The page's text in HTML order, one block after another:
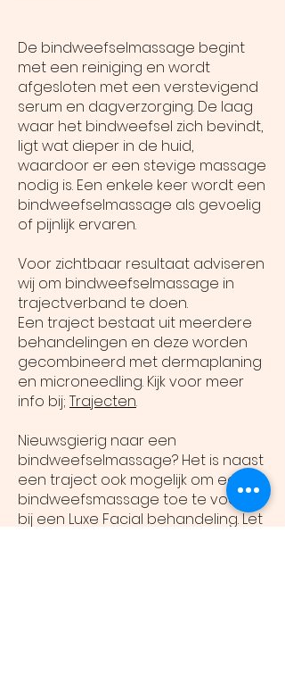
De bindweefselmassage begint
met een reiniging en wordt
afgesloten met een verstevigend
serum en dagverzorging. De laag
waar het bindweefsel zich bevindt,
ligt wat dieper in de huid,
waardoor er een stevige massage
nodig is. Een enkele keer wordt een
bindweefselmassage als gevoelig
of pijnlijk ervaren.
Voor zichtbaar resultaat adviseren
wij om bindweefselmassage in
trajectverband te doen.
Een traject bestaat uit meerdere
behandelingen en deze worden
gecombineerd met dermaplaning
en microneedling. Kijk voor meer
info bij; Trajecten.
Nieuwsgierig naar een
bindweefselmassage? Het is naast
een traject ook mogelijk om een
bindweefsmassage toe te voegen
bij een Luxe Facial behandeling. Let